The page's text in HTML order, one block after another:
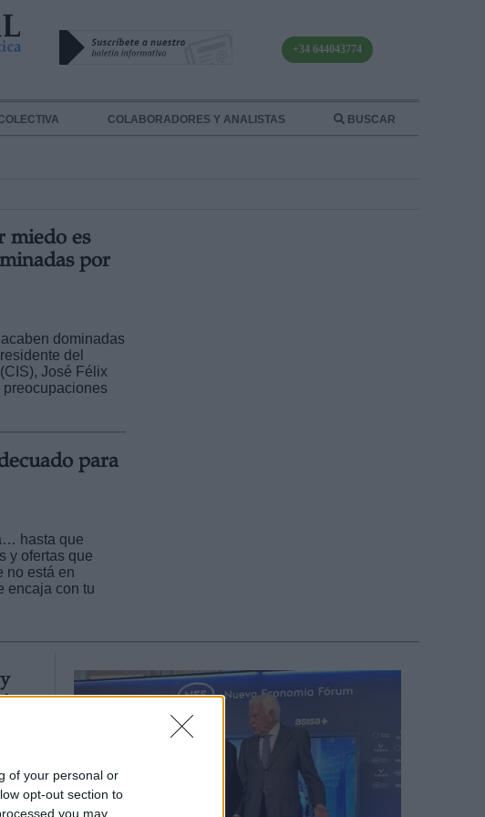
of your personal or
opt-out section to
you may
+34 644043774
COLABORADORES Y ANALISTAS BUSCAR
miedo es
por
dominadas
del
José Félix
preocupaciones
para
hasta que
y ofertas que
no está en
encaja con tu
de
a